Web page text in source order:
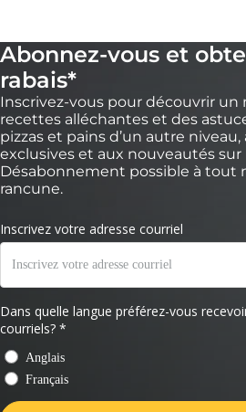
Abonnez-vous et
rabais*
Inscrivez-vous pour découvrir un
recettes alléchantes et des
pizzas et pains d’un autre
exclusives et aux nouveautés
Désabonnement possible à tout
rancune.